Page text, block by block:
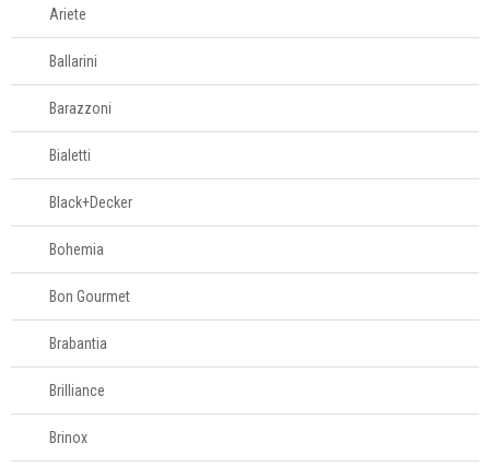
Espremedores e
centrífugas
Facas elétricas
Ferros de passar
Fondues e
racletes
Fritadeiras
Liquidificadores
Ariete
Ballarini
Barazzoni
Bialetti
Black+Decker
Bohemia
Bon Gourmet
Brabantia
Brilliance
Brinox